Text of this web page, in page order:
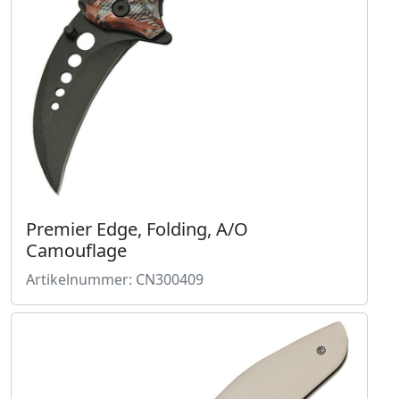
Premier Edge, Folding, A/O
Camouflage
Artikelnummer: CN300409